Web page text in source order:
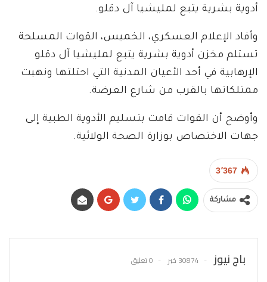
أدوية بشرية يتبع لمليشيا آل دقلو.
وأفاد الإعلام العسكري، الخميس، القوات المسلحة
تستلم مخزن أدوية بشرية يتبع لمليشيا آل دقلو
الإرهابية في أحد الأعيان المدنية التي احتلتها ونهبت
ممتلكاتها بالقرب من شارع العرضة.
وأوضح أن القوات قامت بتسليم الأدوية الطبية إلى
جهات الاختصاص بوزارة الصحة الولائية.
3٬367
مشاركة
باج نيوز 30874 خبر 0 تعليق